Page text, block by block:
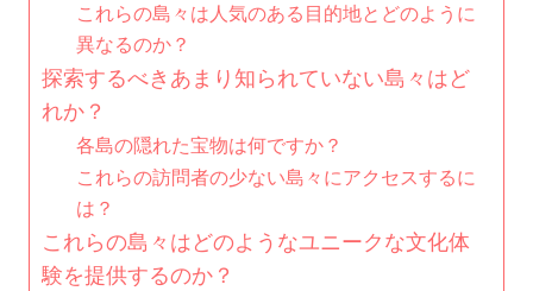
これらの島々は人気のある目的地とどのように
異なるのか？
探索するべきあまり知られていない島々はど
れか？
各島の隠れた宝物は何ですか？
これらの訪問者の少ない島々にアクセスするに
は？
これらの島々はどのようなユニークな文化体
験を提供するのか？